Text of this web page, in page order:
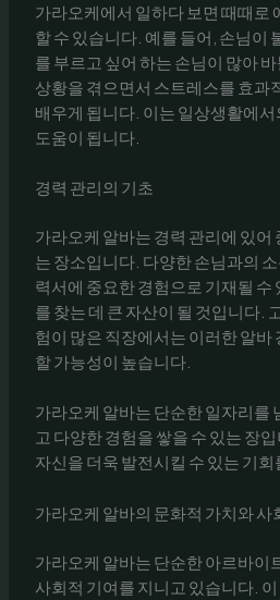
가라오케에서 일하다 보면 때때로
할 수 있습니다. 예를 들어, 손님이
를 부르고 싶어 하는 손님이 많아
상황을 겪으면서 스트레스를 효과
배우게 됩니다. 이는 일상생활에
도움이 됩니다.
경력 관리의 기초
가라오케 알바는 경력 관리에 있어
는 장소입니다. 다양한 손님과의
력서에 중요한 경험으로 기재될 수
를 찾는 데 큰 자산이 될 것입니다.
험이 많은 직장에서는 이러한 알바
할 가능성이 높습니다.
가라오케 알바는 단순한 일자리를
고 다양한 경험을 쌓을 수 있는 장
자신을 더욱 발전시킬 수 있는 기회
가라오케 알바의 문화적 가치와 사
가라오케 알바는 단순한 아르바이
사회적 기여를 지니고 있습니다.